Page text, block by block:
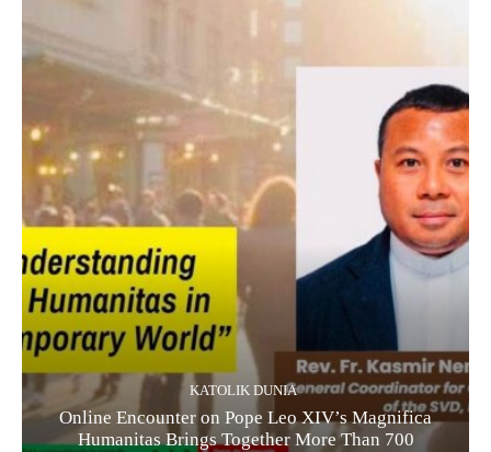
KATOLIK DUNIA
Online Encounter on Pope Leo XIV’s Magnifica
Humanitas Brings Together More Than 700